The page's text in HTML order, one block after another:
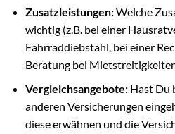
Zusatzleistungen:Welche
wichtig (z.B. bei einer
Fahrraddiebstahl, bei einer
Beratung bei
Vergleichsangebote:Hast Du
anderen Versicherungen
diese erwähnen und die